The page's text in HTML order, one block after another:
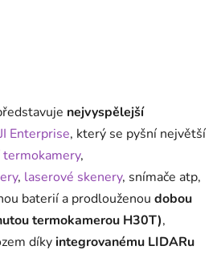
nejvyspělejší
Enterprise, který se pyšní největší
,
, laserové skenery, snímače atp,
baterií a prodlouženou dobou
termokamerou H30T),
díkyintegrovanému LIDARu